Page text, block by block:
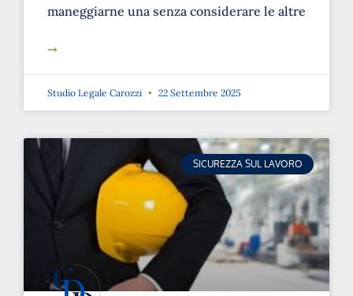
maneggiarne una senza considerare le altre
➞
Studio Legale Carozzi 22 Settembre 2025
SICUREZZA SUL LAVORO